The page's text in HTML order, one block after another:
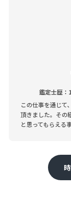
鑑定士歴：
この仕事を通じて
頂きました。その
と思ってもらえる